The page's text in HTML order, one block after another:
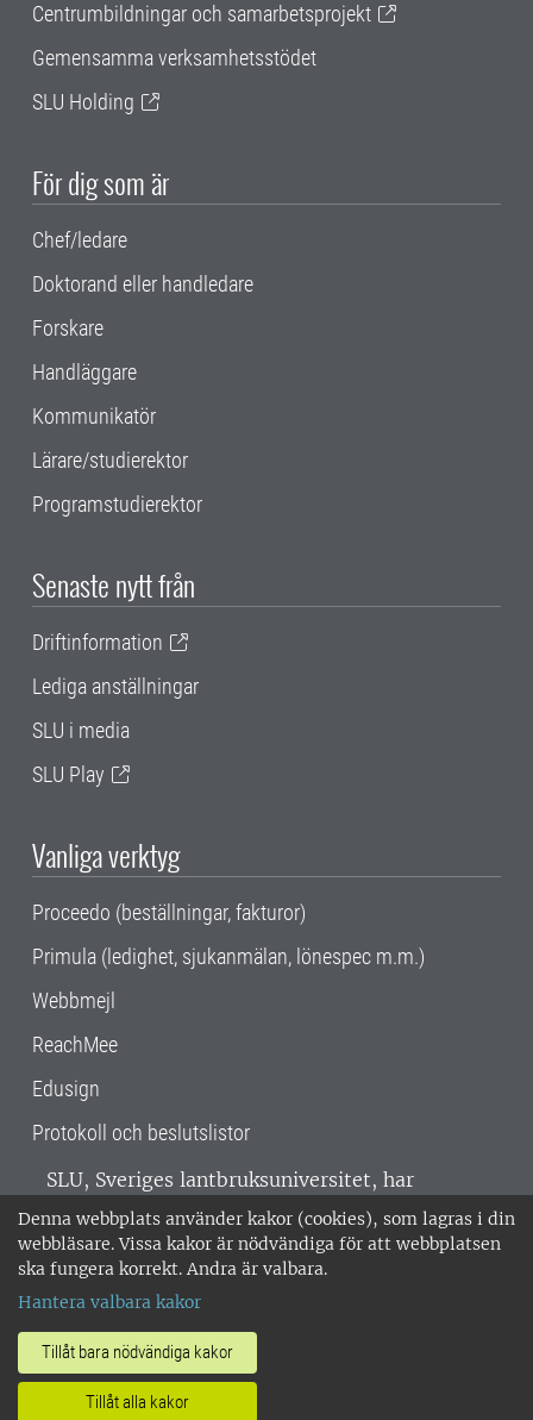
Denna webbplats använder kakor (cookies), som lagras i din
webbläsare. Vissa kakor är nödvändiga för att webbplatsen
ska fungera korrekt. Andra är valbara.
Hantera valbara kakor
Tillåt bara nödvändiga kakor
Tillåt alla kakor
Centrumbildningar och samarbetsprojekt
Gemensamma verksamhetsstödet
SLU Holding
För dig som är
Chef/ledare
Doktorand eller handledare
Forskare
Handläggare
Kommunikatör
Lärare/studierektor
Programstudierektor
Senaste nytt från
Driftinformation
Lediga anställningar
SLU i media
SLU Play
Vanliga verktyg
Proceedo (beställningar, fakturor)
Primula (ledighet, sjukanmälan, lönespec m.m.)
Webbmejl
ReachMee
Edusign
Protokoll och beslutslistor
SLU, Sveriges lantbruksuniversitet, har
verksamhet över hela Sverige. Huvudorter är
Alnarp, Uppsala och Umeå.SLU är
miljöcertifierat enligt ISO 14001. •
018-67 10 00 • Org nr: 202100-2817 •
Om SLU:s webbplatser
•Hantera kakor•Behandling av
personuppgifter